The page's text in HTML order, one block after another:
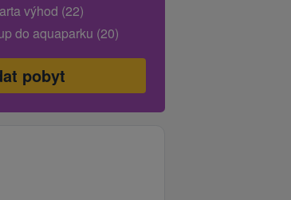
výhod (22)
do aquaparku (20)